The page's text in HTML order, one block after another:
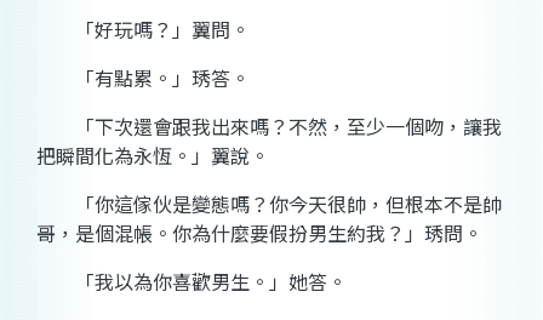
「好玩嗎？」翼問。
「有點累。」琇答。
「下次還會跟我出來嗎？不然，至少一個吻，讓我
把瞬間化為永恆。」翼說。
「你這傢伙是變態嗎？你今天很帥，但根本不是帥
哥，是個混帳。你為什麼要假扮男生約我？」琇問。
「我以為你喜歡男生。」她答。